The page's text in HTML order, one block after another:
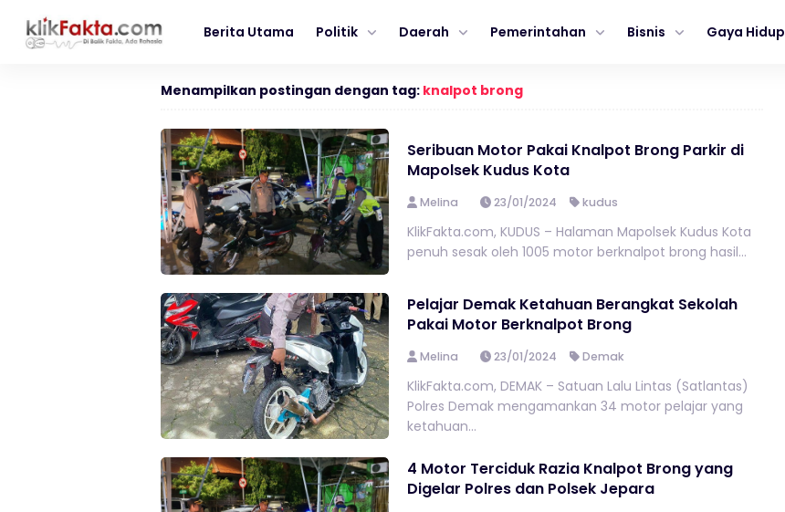
Berita Utama Politik Daerah Pemerintahan Bisnis Gaya Hidup
Menampilkan postingan dengan tag: knalpot brong
Seribuan Motor Pakai Knalpot Brong Parkir di
Mapolsek Kudus Kota
Melina 23/01/2024 kudus
KlikFakta.com, KUDUS – Halaman Mapolsek Kudus Kota
penuh sesak oleh 1005 motor berknalpot brong hasil...
Pelajar Demak Ketahuan Berangkat Sekolah
Pakai Motor Berknalpot Brong
Melina 23/01/2024 Demak
KlikFakta.com, DEMAK – Satuan Lalu Lintas (Satlantas)
Polres Demak mengamankan 34 motor pelajar yang
ketahuan...
4 Motor Terciduk Razia Knalpot Brong yang
Digelar Polres dan Polsek Jepara